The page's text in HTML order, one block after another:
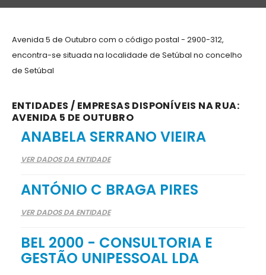
Avenida 5 de Outubro com o código postal - 2900-312,
encontra-se situada na localidade de Setúbal no concelho
de Setúbal
ENTIDADES / EMPRESAS DISPONÍVEIS NA RUA:
AVENIDA 5 DE OUTUBRO
ANABELA SERRANO VIEIRA
VER DADOS DA ENTIDADE
ANTÓNIO C BRAGA PIRES
VER DADOS DA ENTIDADE
BEL 2000 - CONSULTORIA E
GESTÃO UNIPESSOAL LDA